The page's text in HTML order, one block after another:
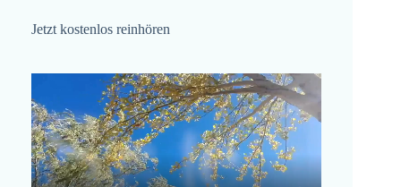
Jetzt kostenlos reinhören